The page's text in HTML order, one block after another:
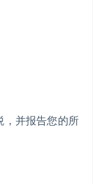
，并报告您的所